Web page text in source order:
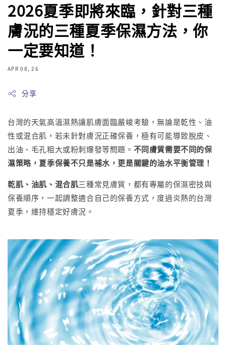
2026夏季即將來臨，針對三種
膚況的三種夏季保濕方法，你
一定要知道！
APR 08, 26
分享
台灣的天氣高溫濕熱讓肌膚面臨嚴峻考驗，無論是乾性、油
性或混合肌，若未針對膚況正確保養，極有可能導致脫皮、
出油、毛孔粗大或粉刺爆發等問題。 不同膚質需要不同的保
濕策略，夏季保養不只是補水，更是關鍵的油水平衡管理！
乾肌、油肌、混合肌三種常見膚質，都有專屬的保濕密技與
保養順序，一起調整適合自己的保養方式，度過炎熱的台灣
夏季，維持穩定好膚況。